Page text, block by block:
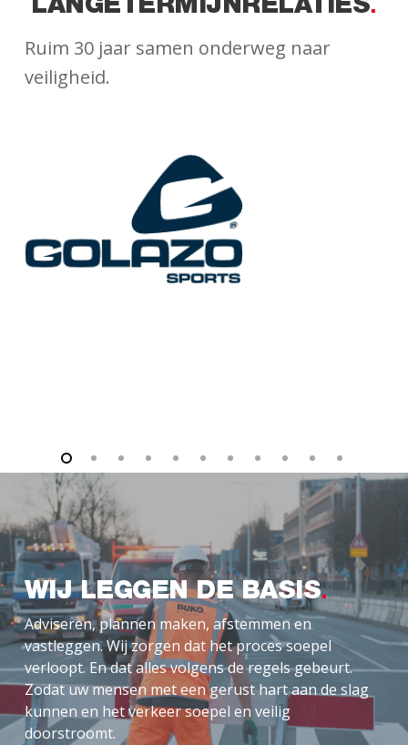
LANGETERMIJNRELATIES
Ruim 30 jaar samen onderweg naar
veiligheid.
WIJ LEGGEN DE BASIS
Adviseren, plannen maken, afstemmen en
vastleggen. Wij zorgen dat het proces soepel
verloopt. En dat alles volgens de regels gebeurt.
Zodat uw mensen met een gerust hart aan de slag
kunnen en het verkeer soepel en veilig
doorstroomt.